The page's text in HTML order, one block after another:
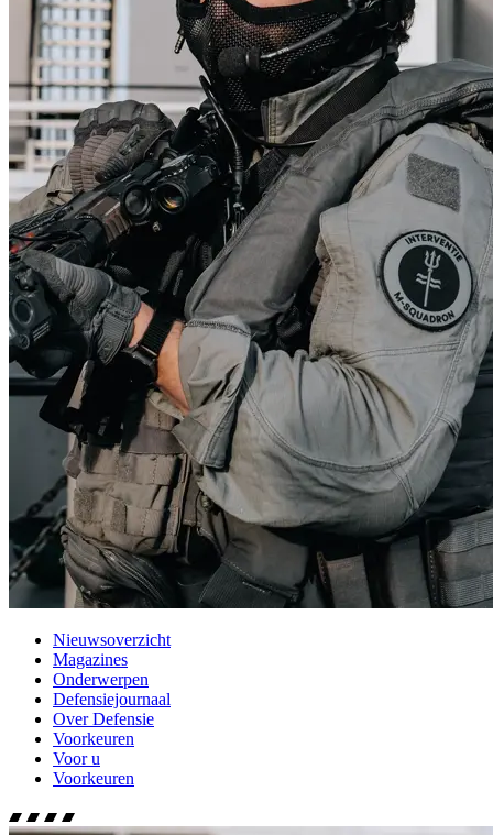
Nieuwsoverzicht
Magazines
Onderwerpen
Defensiejournaal
Over Defensie
Voorkeuren
Voor u
Voorkeuren